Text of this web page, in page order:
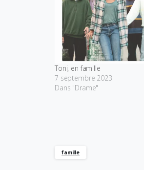
Toni, en famille
7 septembre 2023
Dans "Drame"
famille